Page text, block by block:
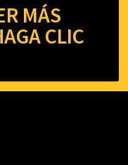
MÁS
CLIC